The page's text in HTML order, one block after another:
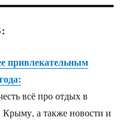
привлекательным
всё про отдых в
а также новости и